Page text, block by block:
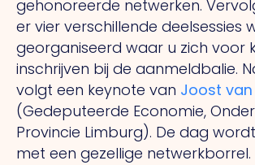
gehonoreerde netwerken.
er vier verschillende deelsessies
georganiseerd waar u zich voor
inschrijven bij de aanmeldbalie.
volgt een keynote van Joost van
(Gedeputeerde Economie,
Provincie Limburg). De dag
met een gezellige netwerkborrel.